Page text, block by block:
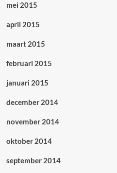
mei 2015
april 2015
maart 2015
februari 2015
januari 2015
december 2014
november 2014
oktober 2014
september 2014